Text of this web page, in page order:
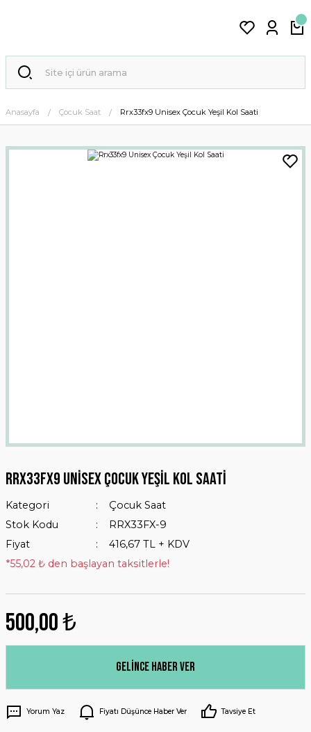
Anasayfa Çocuk Saat Rrx33fx9 Unisex Çocuk Yeşil Kol Saati
Rrx33fx9 Unisex Çocuk Yeşil Kol Saati
Kategori
Çocuk Saat
Stok Kodu
RRX33FX-9
Fiyat
416,67 TL + KDV
*55,02 ₺ den başlayan taksitlerle!
500,00 ₺
Gelince Haber Ver
Yorum Yaz Fiyatı Düşünce Haber Ver Tavsiye Et